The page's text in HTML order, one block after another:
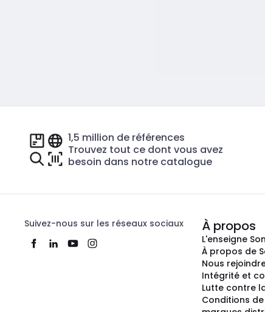
1,5 million de références
Trouvez tout ce dont vous avez
besoin dans notre catalogue
Suivez-nous sur les réseaux sociaux À propos
L'enseigne
À propos de
Nous
Intégrité et
Lutte contre
Conditions